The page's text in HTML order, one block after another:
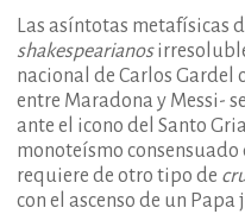
Las asíntotas metafísicas
shakespearianos
nacional de Carlos
entre Maradona y Messi-
ante el icono del Santo
monoteísmo
requiere de otro tipo de
con el ascenso de un